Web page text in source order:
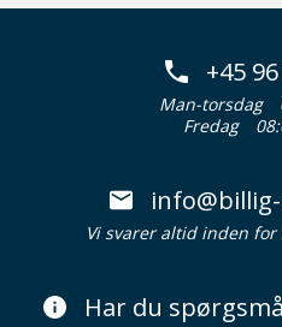
+45
Man-torsdag
Fredag
Vi svarer altid inden
Har du